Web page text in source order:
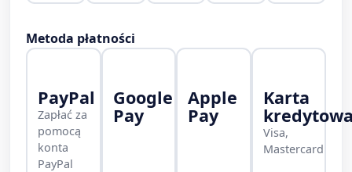
Metoda płatności
PayPal
Zapłać za
pomocą
konta
PayPal
Google
Pay
Apple
Pay
Karta
Visa,
Mastercard